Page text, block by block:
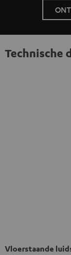
Technische
Vloerstaande